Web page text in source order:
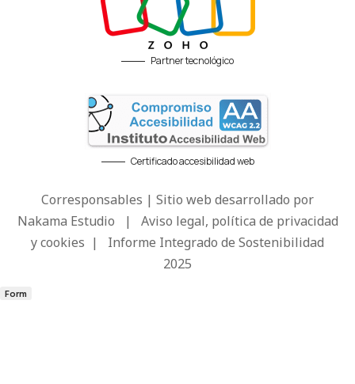
Partner tecnológico
Certificado accesibilidad web
Corresponsables | Sitio web desarrollado por
Nakama Estudio | Aviso legal, política de privacidad
y cookies | Informe Integrado de Sostenibilidad
2025
Form